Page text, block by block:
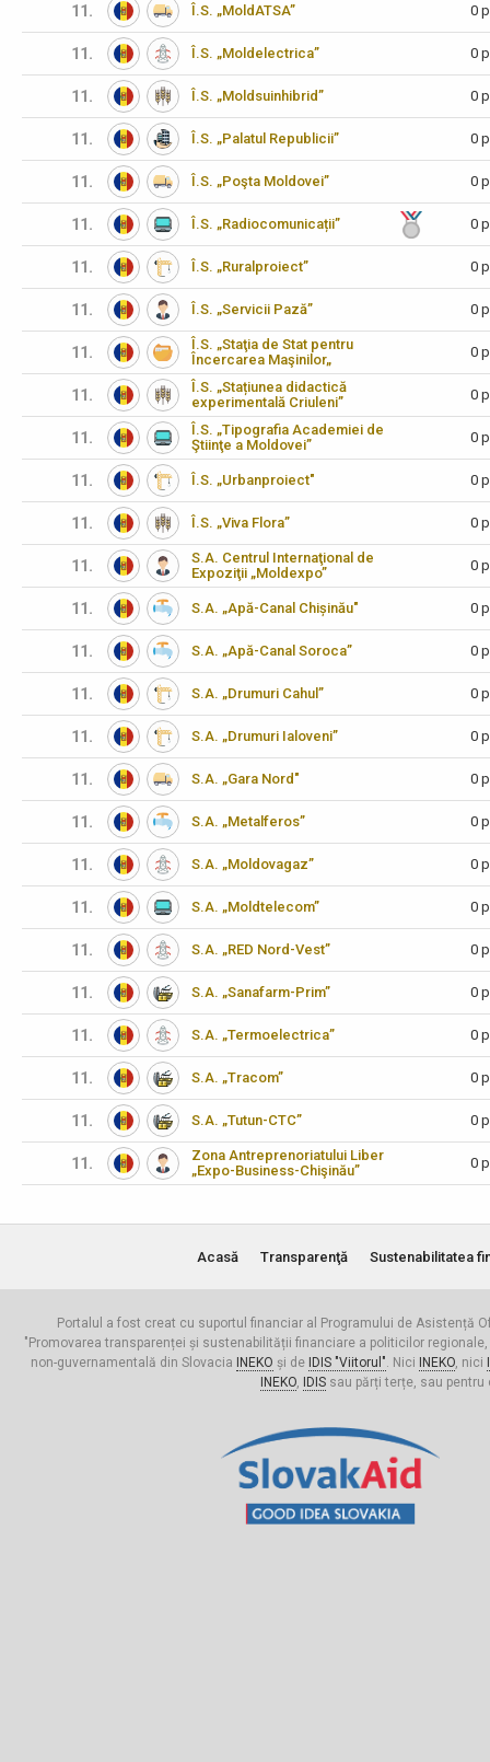
11. Î.S. „MoldATSA” 0
11. Î.S. „Moldelectrica” 0
11. Î.S. „Moldsuinhibrid” 0
11. Î.S. „Palatul Republicii” 0
11. Î.S. „Poşta Moldovei” 0
11. Î.S. „Radiocomunicații” 0
11. Î.S. „Ruralproiect” 0
11. Î.S. „Servicii Pază” 0
11.
Î.S. „Staţia de Stat pentru
Încercarea Maşinilor„
0
11.
Î.S. „Stațiunea didactică
experimentală Criuleni”
0
11.
Î.S. „Tipografia Academiei de
Ştiinţe a Moldovei”
0
11. Î.S. „Urbanproiect" 0
11. Î.S. „Viva Flora” 0
11.
S.A. Centrul Internaţional de
Expoziţii „Moldexpo”
0
11. S.A. „Apă-Canal Chișinău" 0
11. S.A. „Apă-Canal Soroca” 0
11. S.A. „Drumuri Cahul” 0
11. S.A. „Drumuri Ialoveni” 0
11. S.A. „Gara Nord" 0
11. S.A. „Metalferos” 0
11. S.A. „Moldovagaz” 0
11. S.A. „Moldtelecom” 0
11. S.A. „RED Nord-Vest” 0
11. S.A. „Sanafarm-Prim” 0
11. S.A. „Termoelectrica” 0
11. S.A. „Tracom” 0
11. S.A. „Tutun-CTC” 0
11.
Zona Antreprenoriatului Liber
„Expo-Business-Chişinău”
0
Acasă Transparenţă Sustenabilitatea
Portalul a fost creat cu suportul financiar al Programului de Asistență
"Promovarea transparenței și sustenabilității financiare a politicilor
non-guvernamentală din Slovacia
INEKO și de IDIS "Viitorul". Nici INEKO, nici
INEKO, IDISsau părți terțe, sau pentru